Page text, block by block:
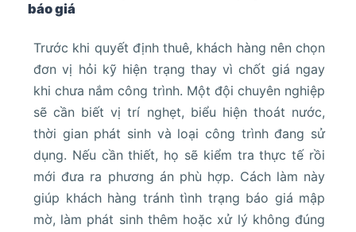
báo giá
Trước khi quyết định thuê, khách hàng nên chọn
đơn vị hỏi kỹ hiện trạng thay vì chốt giá ngay
khi chưa nắm công trình. Một đội chuyên nghiệp
sẽ cần biết vị trí nghẹt, biểu hiện thoát nước,
thời gian phát sinh và loại công trình đang sử
dụng. Nếu cần thiết, họ sẽ kiểm tra thực tế rồi
mới đưa ra phương án phù hợp. Cách làm này
giúp khách hàng tránh tình trạng báo giá mập
mờ, làm phát sinh thêm hoặc xử lý không đúng